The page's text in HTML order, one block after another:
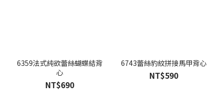
6359法式純欲蕾絲蝴蝶結背
心
NT$690
6743蕾絲豹紋拼接馬甲背心
NT$590